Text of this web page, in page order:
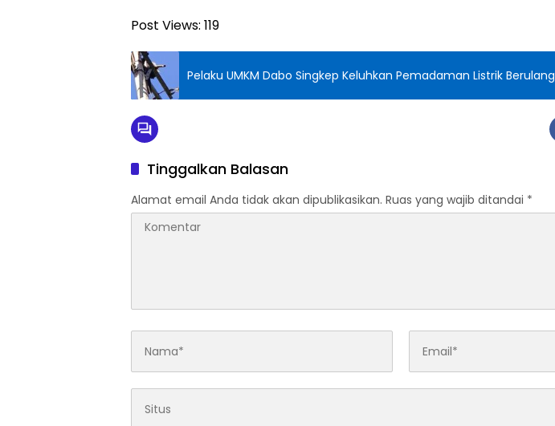
Post Views: 119
Pelaku UMKM Dabo Singkep Keluhkan Pemadaman Listrik Berulang
Tinggalkan Balasan
Alamat email Anda tidak akan dipublikasikan. Ruas yang wajib ditandai *